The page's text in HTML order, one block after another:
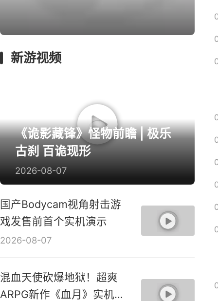
新游视频
《诡影藏锋》怪物前瞻 | 极乐
古刹 百诡现形
2026-08-07
国产Bodycam视角射击游
戏发售前首个实机演示
2026-08-07
混血天使砍爆地狱！超爽
ARPG新作《血月》实机演